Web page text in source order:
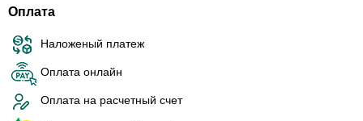
Оплата
Наложеный платеж
Оплата онлайн
Оплата на расчетный счет